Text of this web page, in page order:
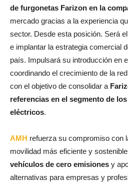
de furgonetas Farizon en la
mercado gracias a la experiencia
sector. Desde esta posición. Será
e implantar la estrategia comercial
país. Impulsará su introducción en
coordinando el crecimiento de la
con el objetivo de consolidar a
referencias en el segmento de
eléctricos.
AMH refuerza su compromiso con
movilidad más eficiente y
vehículos de cero emisiones y
alternativas para empresas y